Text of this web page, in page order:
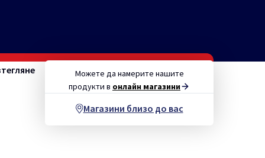
Можете да намерите нашите
продукти в онлайн магазини
Магазини близо до вас